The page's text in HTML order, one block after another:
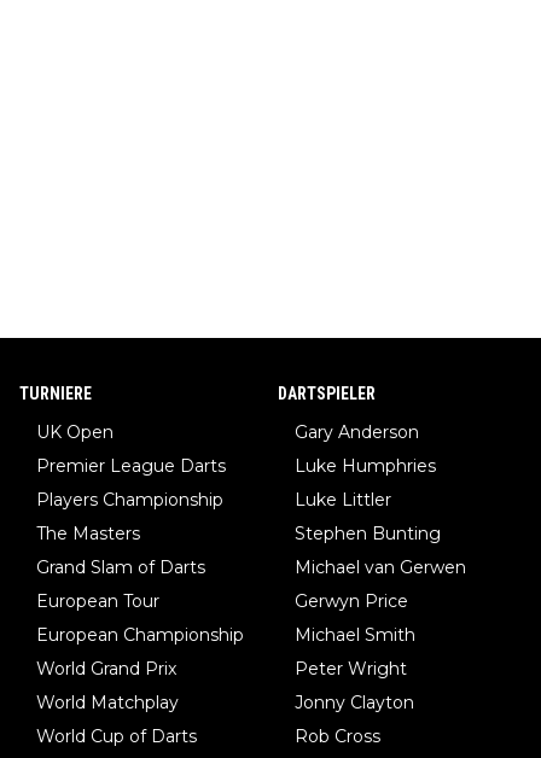
TURNIERE
UK Open
Premier League Darts
Players Championship
The Masters
Grand Slam of Darts
European Tour
European Championship
World Grand Prix
World Matchplay
World Cup of Darts
DARTSPIELER
Gary Anderson
Luke Humphries
Luke Littler
Stephen Bunting
Michael van Gerwen
Gerwyn Price
Michael Smith
Peter Wright
Jonny Clayton
Rob Cross